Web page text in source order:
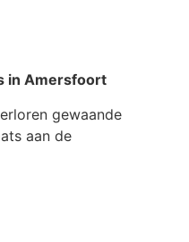
in Amersfoort
gewaande
aan de